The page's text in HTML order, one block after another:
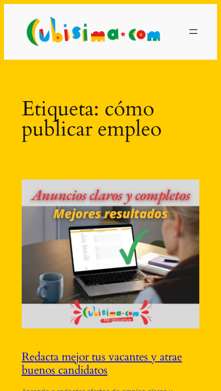
contenido
Etiqueta: cómo
publicar empleo
Redacta mejor tus vacantes y atrae
buenos candidatos